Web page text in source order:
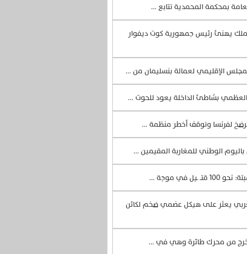
بمحكمة المحمدية تتابع ...
يهنئ رئيس جمهورية كوت ديفوار
الإقليمي لعمالة بنسليمان من ...
بشاطئ الداخلة يعود للحوت ...
ترضخ لفرنسا وتوقف أخطر منظمة ...
باليوم الوطني للمغاربة المقيمين ...
ـيل في موجة ...
يعثر على هيكل عضمي ضخم لكائن
من محرك طائرة وهي في ...